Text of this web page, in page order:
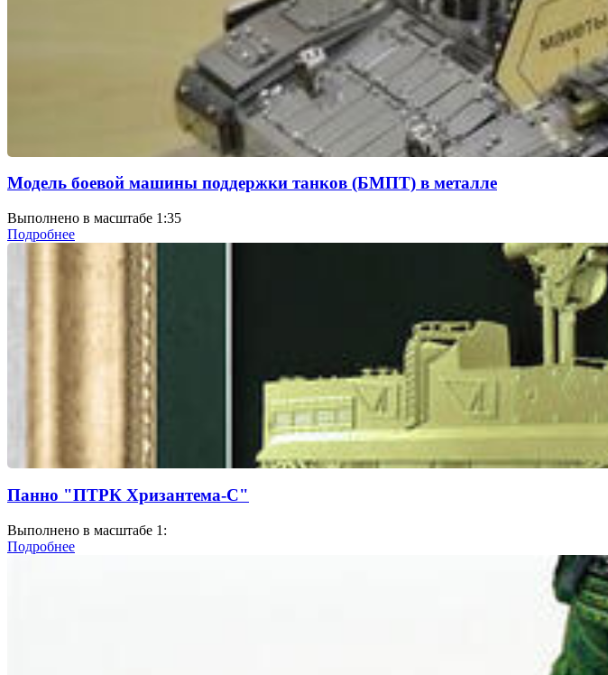
Модель боевой машины поддержки танков (БМПТ) в металле
Выполнено в масштабе 1:35
Подробнее
Панно "ПТРК Хризантема-С"
Выполнено в масштабе 1:
Подробнее